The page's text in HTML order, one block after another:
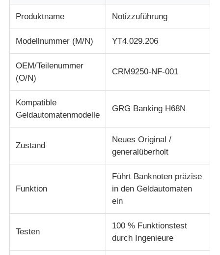
Referenzen
Diebold ATM-Teile
NCR-Geldautomatenteile
Fujitsu Geldautomaten-Teile
Hitachi-Geldautomaten-Teile
Produktname Notizzuführung
Modellnummer (M/N) YT4.029.206
OEM/Teilenummer
(O/N)
CRM9250-NF-001
Kompatible
Geldautomatenmodelle
GRG Banking H68N
Zustand
Neues Original /
generalüberholt
Funktion
Führt Banknoten präzise
in den Geldautomaten
ein
Testen
100 % Funktionstest
durch Ingenieure